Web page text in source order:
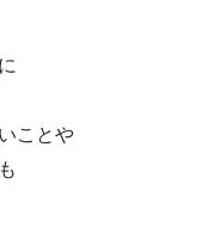
ことや